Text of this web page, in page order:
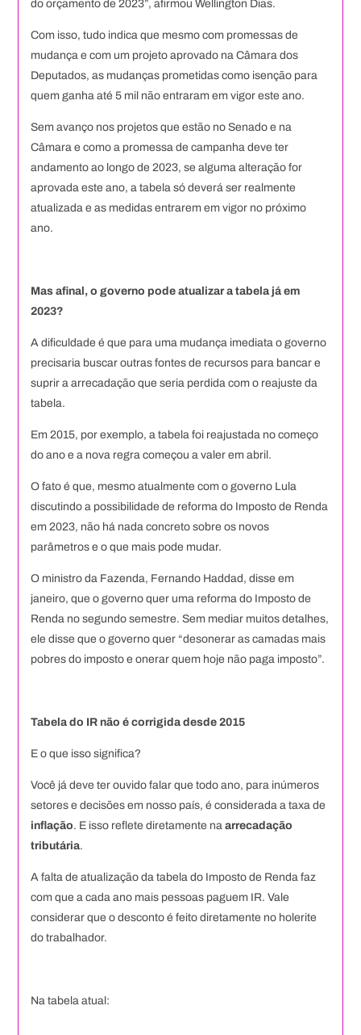
do orçamento de 2023”, afirmou Wellington Dias.
Com isso, tudo indica que mesmo com promessas de
mudança e com um projeto aprovado na Câmara dos
Deputados, as mudanças prometidas como isenção para
quem ganha até 5 mil não entraram em vigor este ano.
Sem avanço nos projetos que estão no Senado e na
Câmara e como a promessa de campanha deve ter
andamento ao longo de 2023, se alguma alteração for
aprovada este ano, a tabela só deverá ser realmente
atualizada e as medidas entrarem em vigor no próximo
ano.
Mas afinal, o governo pode atualizar a tabela já em
2023?
A dificuldade é que para uma mudança imediata o governo
precisaria buscar outras fontes de recursos para bancar e
suprir a arrecadação que seria perdida com o reajuste da
tabela.
Em 2015, por exemplo, a tabela foi reajustada no começo
do ano e a nova regra começou a valer em abril.
O fato é que, mesmo atualmente com o governo Lula
discutindo a possibilidade de reforma do Imposto de Renda
em 2023, não há nada concreto sobre os novos
parâmetros e o que mais pode mudar.
O ministro da Fazenda, Fernando Haddad, disse em
janeiro, que o governo quer uma reforma do Imposto de
Renda no segundo semestre. Sem mediar muitos detalhes,
ele disse que o governo quer “desonerar as camadas mais
pobres do imposto e onerar quem hoje não paga imposto”.
Tabela do IR não é corrigida desde 2015
E o que isso significa?
Você já deve ter ouvido falar que todo ano, para inúmeros
setores e decisões em nosso país, é considerada a taxa de
inflação. E isso reflete diretamente naarrecadação
tributária.
A falta de atualização da tabela do Imposto de Renda faz
com que a cada ano mais pessoas paguem IR. Vale
considerar que o desconto é feito diretamente no holerite
do trabalhador.
Na tabela atual: